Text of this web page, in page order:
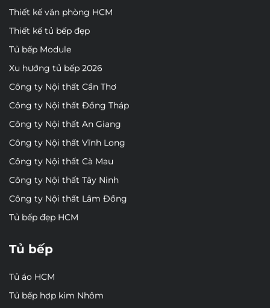
Thiết kế văn phòng HCM
Thiết kế tủ bếp đẹp
Tủ bếp Module
Xu hướng tủ bếp 2026
Công ty Nội thất Cần Thơ
Công ty Nội thất Đồng Tháp
Công ty Nội thất An Giang
Công ty Nội thất Vĩnh Long
Công ty Nội thất Cà Mau
Công ty Nội thất Tây Ninh
Công ty Nội thất Lâm Đồng
Tủ bếp đẹp HCM
Tủ bếp
Tủ áo HCM
Tủ bếp hợp kim Nhôm